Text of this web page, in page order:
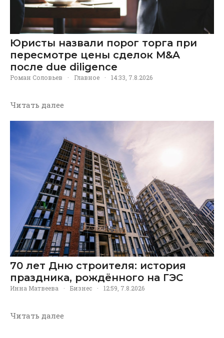
Юристы назвали порог торга при
пересмотре цены сделок M&A
после due diligence
Роман Соловьев · Главное · 14:33, 7.8.2026
Читать далее
70 лет Дню строителя: история
праздника, рождённого на ГЭС
Инна Матвеева · Бизнес · 12:59, 7.8.2026
Читать далее